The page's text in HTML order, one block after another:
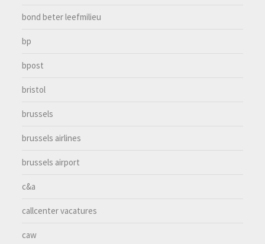
bond beter leefmilieu
bp
bpost
bristol
brussels
brussels airlines
brussels airport
c&a
callcenter vacatures
caw